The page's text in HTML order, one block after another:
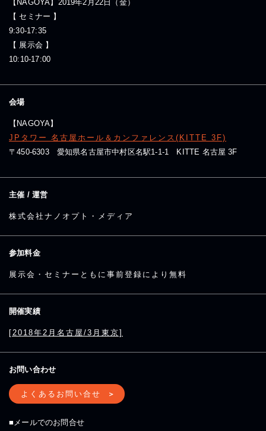
【NAGOYA】2019年2月22日（金）
【 セミナー 】
9:30-17:35
【 展示会 】
10:10-17:00
会場
【NAGOYA】
JPタワー 名古屋ホール＆カンファレンス(KITTE 3F)
〒450-6303 愛知県名古屋市中村区名駅1-1-1 KITTE 名古屋 3F
主催 / 運営
株式会社ナノオプト・メディア
参加料金
展示会・セミナーともに事前登録により無料
開催実績
[2018年2月名古屋/3月東京]
お問い合わせ
よくあるお問い合せ
■メールでのお問合せ